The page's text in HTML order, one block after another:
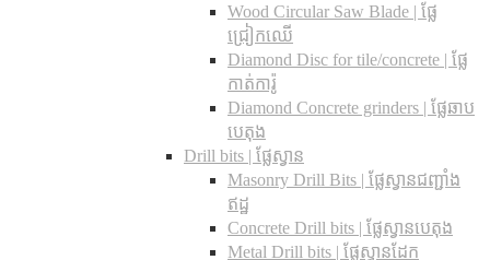
Wood Circular Saw Blade | ផ្លែ
ជ្រៀកឈើ
Diamond Disc for tile/concrete​ | ផ្លែ
កាត់ការ៉ូ
Diamond Concrete grinders | ផ្លែឆាប
បេតុង
Drill bits |​ ផ្លែស្វាន
Masonry Drill Bits |​ ផ្លែស្វានជញ្ជាំង
ឥដ្ឋ
Concrete Drill bits |​ ផ្លែស្វានបេតុង
Metal Drill bits |​ ផ្លែស្វានដែក